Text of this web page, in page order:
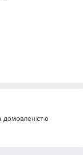
домовленістю